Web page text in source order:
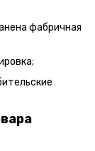
фабричная